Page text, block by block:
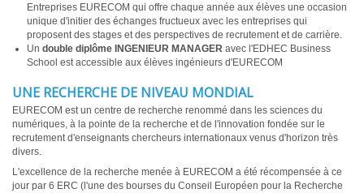
Entreprises EURECOM qui offre chaque année aux élèves une occasion
unique d'initier des échanges fructueux avec les entreprises qui
proposent des stages et des perspectives de recrutement et de carrière.
Un double diplôme INGENIEUR MANAGER avec l'EDHEC Business
School est accessible aux élèves ingénieurs d'EURECOM
UNE RECHERCHE DE NIVEAU MONDIAL
EURECOM est un centre de recherche renommé dans les sciences du
numériques, à la pointe de la recherche et de l'innovation fondée sur le
recrutement d'enseignants chercheurs internationaux venus d'horizon très
divers.
L'excellence de la recherche menée à EURECOM a été récompensée à ce
jour par 6 ERC (l'une des bourses du Conseil Européen pour la Recherche